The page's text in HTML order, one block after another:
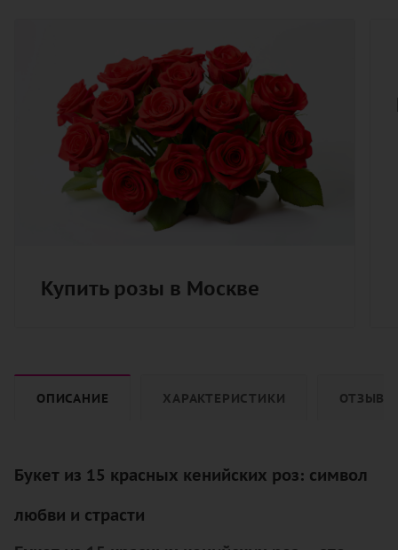
Купить розы в Москве
ОПИСАНИЕ ХАРАКТЕРИСТИКИ ОТЗЫВЫ
Букет из 15 красных кенийских роз: символ
любви и страсти